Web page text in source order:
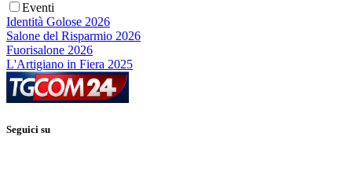
Eventi
Identità Golose 2026
Salone del Risparmio 2026
Fuorisalone 2026
L'Artigiano in Fiera 2025
Seguici su